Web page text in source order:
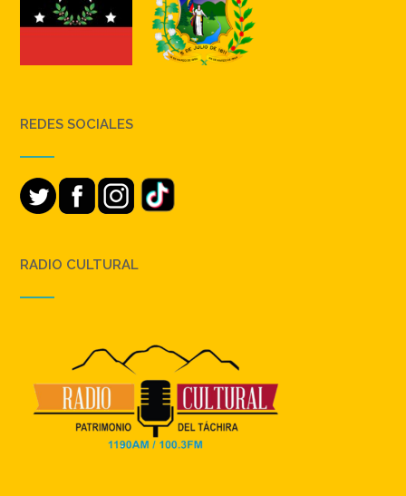
REDES SOCIALES
RADIO CULTURAL